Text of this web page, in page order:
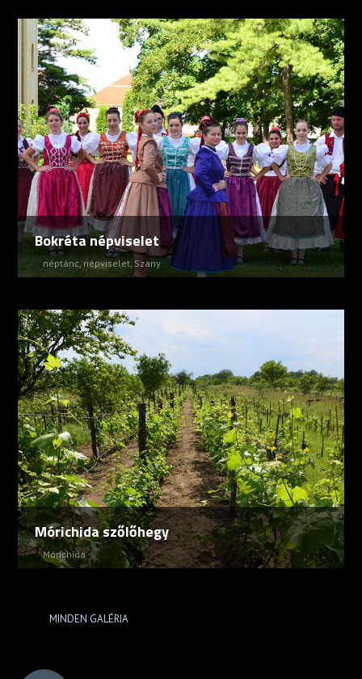
Bokréta népviselet
néptánc, népviselet, Szany
Mórichida szőlőhegy
Mórichida
MINDEN GALÉRIA